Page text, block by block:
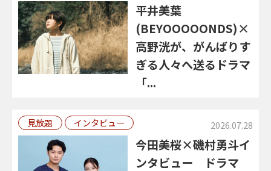
平井美葉
(BEYOOOOONDS)×
高野洸が、がんばりす
ぎる人々へ送るドラマ
「...
見放題 インタビュー 2026.07.28
今田美桜×磯村勇斗イ
ンタビュー ドラマ